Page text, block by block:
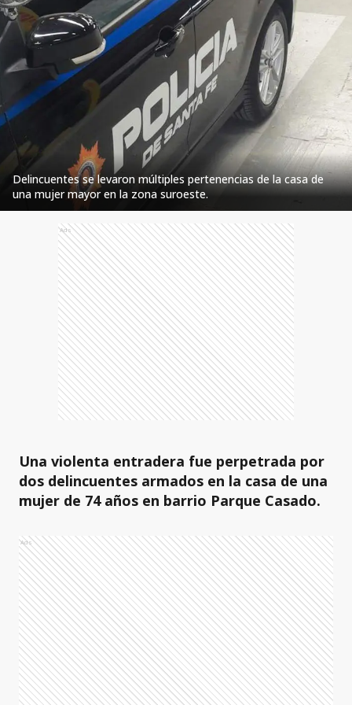
Delincuentes se levaron múltiples pertenencias de la casa de
una mujer mayor en la zona suroeste.
Ads
Una violenta entradera fue perpetrada por
dos delincuentes armados en la casa de una
mujer de 74 años en barrio Parque Casado.
Ads